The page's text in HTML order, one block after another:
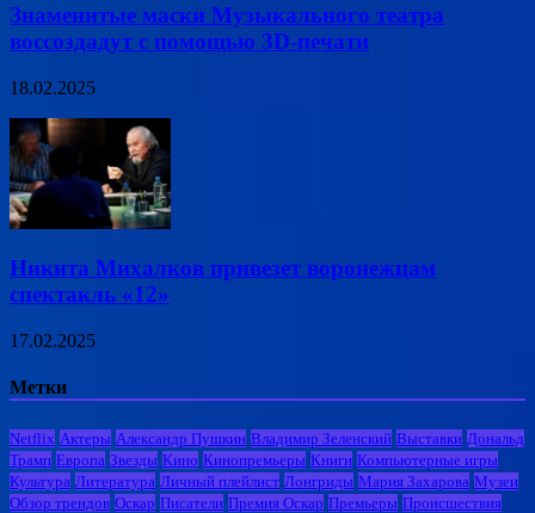
Знаменитые маски Музыкального театра
воссоздадут с помощью 3D-печати
18.02.2025
Никита Михалков привезет воронежцам
спектакль «12»
17.02.2025
Метки
Netflix Актеры Александр Пушкин Владимир Зеленский Выставки Дональд
Трамп Европа Звезды Кино Кинопремьеры Книги Компьютерные игры
Культура Литература Личный плейлист Лонгриды Мария Захарова Музеи
Обзор трендов Оскар Писатели Премия Оскар Премьеры Происшествия